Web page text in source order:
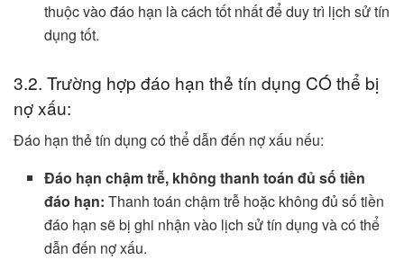
thuộc vào đáo hạn là cách tốt nhất để duy trì lịch sử tín
dụng tốt.
3.2. Trường hợp đáo hạn thẻ tín dụng CÓ thể bị
nợ xấu:
Đáo hạn thẻ tín dụng có thể dẫn đến nợ xấu nếu:
Đáo hạn chậm trễ, không thanh toán đủ số tiền
đáo hạn: Thanh toán chậm trễ hoặc không đủ số tiền
đáo hạn sẽ bị ghi nhận vào lịch sử tín dụng và có thể
dẫn đến nợ xấu.